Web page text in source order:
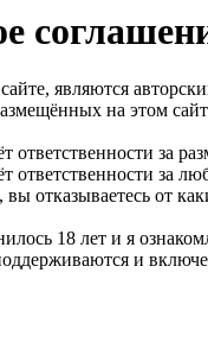
являются
на этом
ответственности за
ответственности за
отказываетесь от
18 лет и я
и